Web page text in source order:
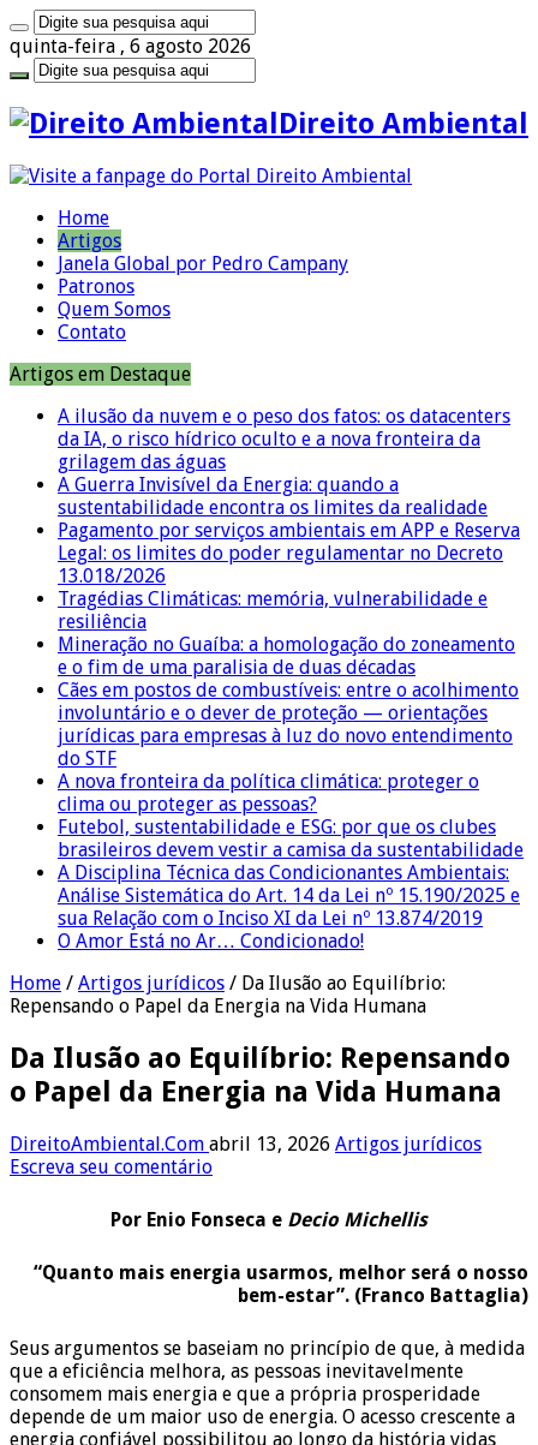
quinta-feira , 6 agosto 2026
Direito Ambiental
Home
Artigos
Janela Global por Pedro Campany
Patronos
Quem Somos
Contato
Artigos em Destaque
A ilusão da nuvem e o peso dos fatos: os datacenters
da IA, o risco hídrico oculto e a nova fronteira da
grilagem das águas
A Guerra Invisível da Energia: quando a
sustentabilidade encontra os limites da realidade
Pagamento por serviços ambientais em APP e Reserva
Legal: os limites do poder regulamentar no Decreto
13.018/2026
Tragédias Climáticas: memória, vulnerabilidade e
resiliência
Mineração no Guaíba: a homologação do zoneamento
e o fim de uma paralisia de duas décadas
Cães em postos de combustíveis: entre o acolhimento
involuntário e o dever de proteção — orientações
jurídicas para empresas à luz do novo entendimento
do STF
A nova fronteira da política climática: proteger o
clima ou proteger as pessoas?
Futebol, sustentabilidade e ESG: por que os clubes
brasileiros devem vestir a camisa da sustentabilidade
A Disciplina Técnica das Condicionantes Ambientais:
Análise Sistemática do Art. 14 da Lei nº 15.190/2025 e
sua Relação com o Inciso XI da Lei nº 13.874/2019
O Amor Está no Ar… Condicionado!
Home / Artigos jurídicos / Da Ilusão ao Equilíbrio:
Repensando o Papel da Energia na Vida Humana
Da Ilusão ao Equilíbrio: Repensando
o Papel da Energia na Vida Humana
DireitoAmbiental.Com abril 13, 2026 Artigos jurídicos
Escreva seu comentário
Por Enio Fonseca e Decio Michellis
“Quanto mais energia usarmos, melhor será o nosso
bem-estar”. (Franco Battaglia)
Seus argumentos se baseiam no princípio de que, à medida
que a eficiência melhora, as pessoas inevitavelmente
consomem mais energia e que a própria prosperidade
depende de um maior uso de energia. O acesso crescente a
energia confiável possibilitou ao longo da história vidas